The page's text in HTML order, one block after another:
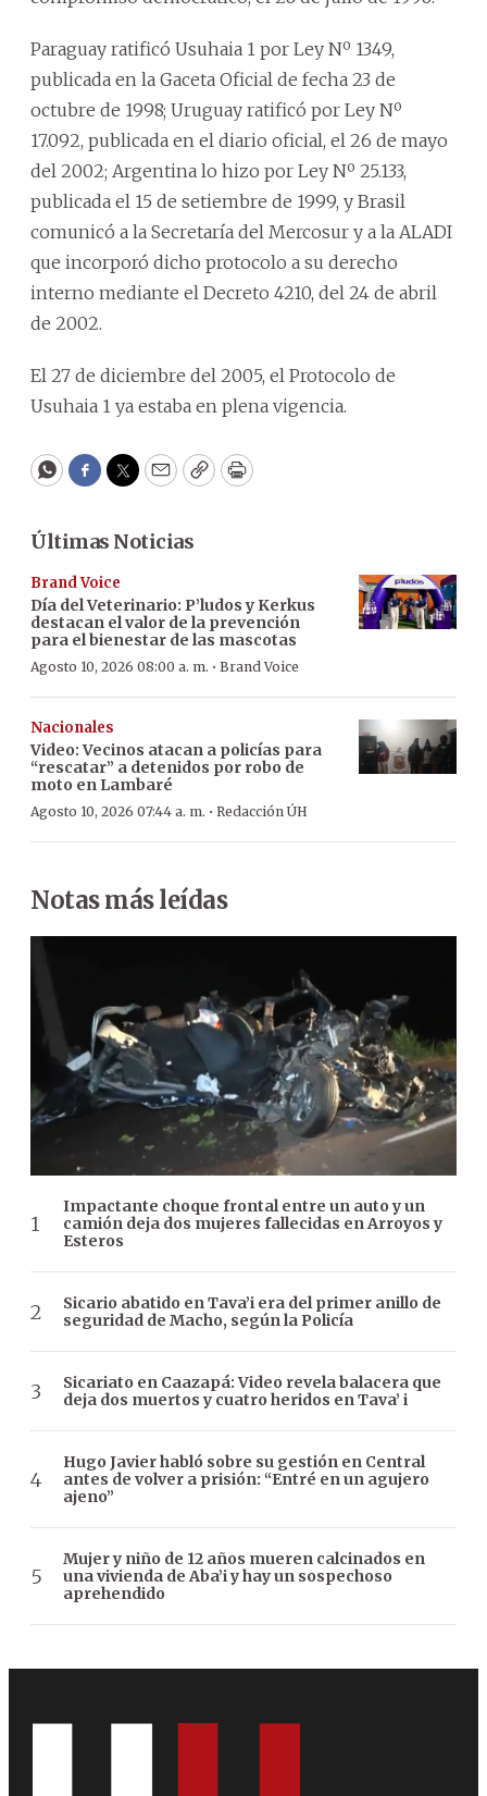
Paraguay ratificó Usuhaia 1 por Ley Nº 1349,
publicada en la Gaceta Oficial de fecha 23 de
octubre de 1998; Uruguay ratificó por Ley Nº
17.092, publicada en el diario oficial, el 26 de mayo
del 2002; Argentina lo hizo por Ley Nº 25.133,
publicada el 15 de setiembre de 1999, y Brasil
comunicó a la Secretaría del Mercosur y a la ALADI
que incorporó dicho protocolo a su derecho
interno mediante el Decreto 4210, del 24 de abril
de 2002.
El 27 de diciembre del 2005, el Protocolo de
Usuhaia 1 ya estaba en plena vigencia.
WhatsApp
Facebook
Twitter
EmailCopyPrint
Últimas Noticias
Brand Voice
Día del Veterinario: P’ludos y Kerkus
destacan el valor de la prevención
para el bienestar de las mascotas
Agosto 10, 2026 08:00 a. m. · Brand Voice
Nacionales
Video: Vecinos atacan a policías para
“rescatar” a detenidos por robo de
moto en Lambaré
Agosto 10, 2026 07:44 a. m. · Redacción ÚH
Notas más leídas
Impactante choque frontal entre un auto y un
camión deja dos mujeres fallecidas en Arroyos y
Esteros
Sicario abatido en Tava’i era del primer anillo de
seguridad de Macho, según la Policía
Sicariato en Caazapá: Video revela balacera que
deja dos muertos y cuatro heridos en Tava’ i
Hugo Javier habló sobre su gestión en Central
antes de volver a prisión: “Entré en un agujero
ajeno”
Mujer y niño de 12 años mueren calcinados en
una vivienda de Aba’i y hay un sospechoso
aprehendido